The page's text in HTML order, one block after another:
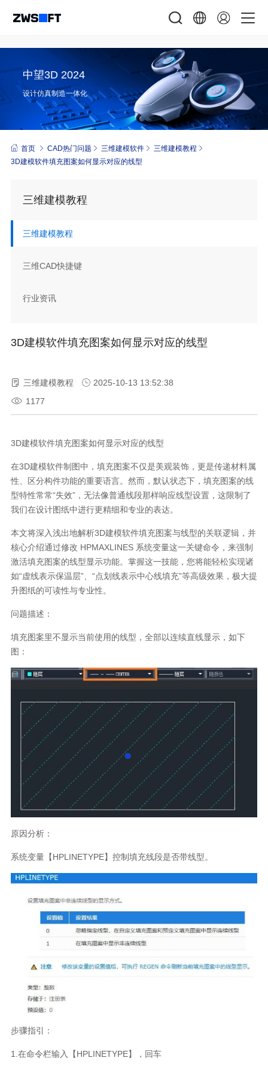
中望3D 2024
设计仿真制造一体化
首页 CAD热门问题 三维建模软件
三维建模教程
3D建模软件填充图案如何显示对应的线型
三维建模教程
三维建模教程
三维CAD快捷键
行业资讯
3D建模软件填充图案如何显示对应的线型
三维建模教程
2025-10-13 13:52:38
1177
3D建模软件填充图案如何显示对应的线型
在3D建模软件制图中，填充图案不仅是美观装饰，更是传递材料属
性、区分构件功能的重要语言。然而，默认状态下，填充图案的线
型特性常常“失效”，无法像普通线段那样响应线型设置，这限制了
我们在设计图纸中进行更精细和专业的表达。
本文将深入浅出地解析3D建模软件填充图案与线型的关联逻辑，并
核心介绍通过修改 HPMAXLINES 系统变量这一关键命令，来强制
激活填充图案的线型显示功能。掌握这一技能，您将能轻松实现诸
如“虚线表示保温层”、“点划线表示中心线填充”等高级效果，极大提
升图纸的可读性与专业性。
问题描述：
填充图案里不显示当前使用的线型，全部以连续直线显示，如下
图：
原因分析：
系统变量【HPLINETYPE】控制填充线段是否带线型。
步骤指引：
1.在命令栏输入【HPLINETYPE】，回车